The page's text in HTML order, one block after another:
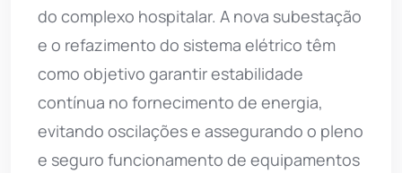
do complexo hospitalar. A nova subestação
e o refazimento do sistema elétrico têm
como objetivo garantir estabilidade
contínua no fornecimento de energia,
evitando oscilações e assegurando o pleno
e seguro funcionamento de equipamentos